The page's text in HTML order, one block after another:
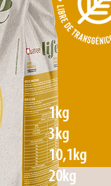
1kg
3kg
10,1kg
20kg